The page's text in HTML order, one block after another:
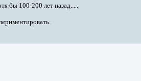
бы 100-200 лет назад.....